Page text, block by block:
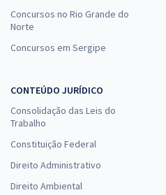
Concursos no Rio Grande do
Norte
Concursos em Sergipe
CONTEÚDO JURÍDICO
Consolidação das Leis do
Trabalho
Constituição Federal
Direito Administrativo
Direito Ambiental